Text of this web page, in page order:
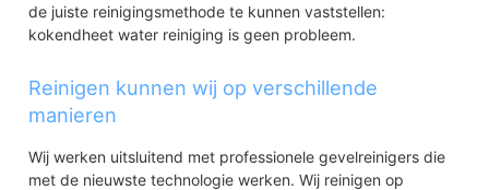
de juiste reinigingsmethode te kunnen vaststellen:
kokendheet water reiniging is geen probleem.
Reinigen kunnen wij op verschillende
manieren
Wij werken uitsluitend met professionele gevelreinigers die
met de nieuwste technologie werken. Wij reinigen op